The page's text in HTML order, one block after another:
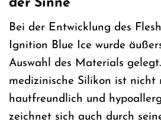
der Sinne
Bei der Entwicklung des
Ignition Blue Ice wurde
Auswahl des Materials
medizinische Silikon ist nicht
hautfreundlich und
zeichnet sich auch durch